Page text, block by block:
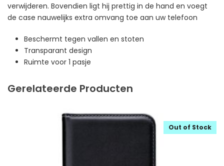
verwijderen. Bovendien ligt hij prettig in de hand en voegt
de case nauwelijks extra omvang toe aan uw telefoon
Beschermt tegen vallen en stoten
Transparant design
Ruimte voor 1 pasje
Gerelateerde Producten
Out of Stock